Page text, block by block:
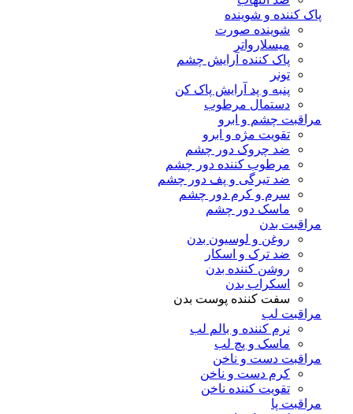
پاک کننده و شوینده
شوینده صورت
میسلارواتر
پاک کننده آرایش چشم
تونر
پنبه و پد آرایش پاک کن
دستمال مرطوب
مراقبت چشم و ابرو
تقویت مژه و ابرو
ضد چروک دور چشم
مرطوب کننده دور چشم
ضد تیرگی و پف دور چشم
سرم و کرم دور چشم
ماسک دور چشم
مراقبت بدن
روغن و لوسیون بدن
ضد ترک و اسکار
روشن کننده بدن
اسکراب بدن
سفت کننده پوست بدن
مراقبت لب
نرم کننده و بالم لب
ماسک و پچ لب
مراقبت دست و ناخن
کرم دست و ناخن
تقویت کننده ناخن
مراقبت پا